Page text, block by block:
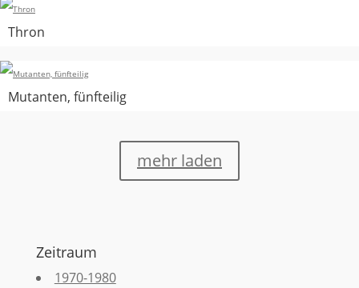
Thron
Mutanten, fünfteilig
mehr laden
Zeitraum
1970-1980